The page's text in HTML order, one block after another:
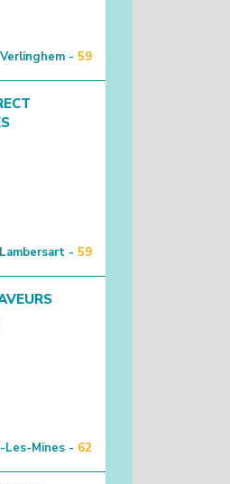
Verlinghem - 59
Lambersart - 59
Les-Mines - 62